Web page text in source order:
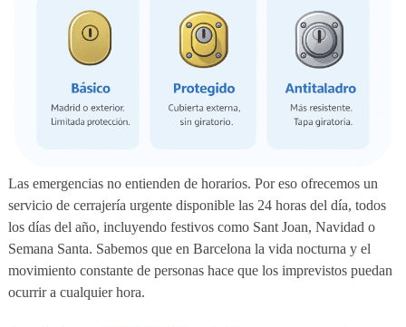
Las emergencias no entienden de horarios. Por eso ofrecemos un
servicio de cerrajería urgente disponible las 24 horas del día, todos
los días del año, incluyendo festivos como Sant Joan, Navidad o
Semana Santa. Sabemos que en Barcelona la vida nocturna y el
movimiento constante de personas hace que los imprevistos puedan
ocurrir a cualquier hora.